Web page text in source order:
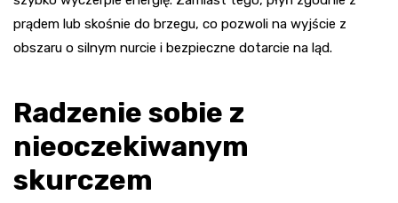
prądem lub skośnie do brzegu, co pozwoli na wyjście z
obszaru o silnym nurcie i bezpieczne dotarcie na ląd.
Radzenie sobie z
nieoczekiwanym
skurczem